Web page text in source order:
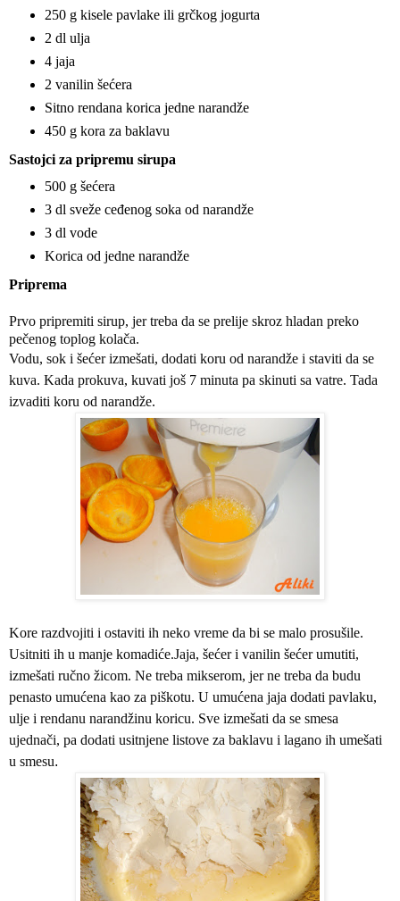
250 g kisele pavlake ili grčkog jogurta
2 dl ulja
4 jaja
2 vanilin šećera
Sitno rendana korica jedne narandže
450 g kora za baklavu
Sastojci za pripremu sirupa
500 g šećera
3 dl sveže ceđenog soka od narandže
3 dl vode
Korica od jedne narandže
Priprema
Prvo pripremiti sirup, jer treba da se prelije skroz hladan preko
pečenog toplog kolača.
Vodu, sok i šećer izmešati, dodati koru od narandže i staviti da se
kuva. Kada prokuva, kuvati još 7 minuta pa skinuti sa vatre. Tada
izvaditi koru od narandže.
Kore razdvojiti i ostaviti ih neko vreme da bi se malo prosušile.
Usitniti ih u manje komadiće.Jaja, šećer i vanilin šećer umutiti,
izmešati ručno žicom. Ne treba mikserom, jer ne treba da budu
penasto umućena kao za piškotu. U umućena jaja dodati pavlaku,
ulje i rendanu narandžinu koricu. Sve izmešati da se smesa
ujednači, pa dodati usitnjene listove za baklavu i lagano ih umešati
u smesu.